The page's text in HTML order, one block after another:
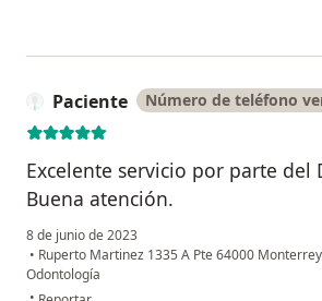
Paciente Número de teléfono
Excelente servicio por parte del
Buena atención.
8 de junio de 2023
• Ruperto Martinez 1335 A Pte 64000 Monterrey
Odontología
en opinión del usuario Paciente